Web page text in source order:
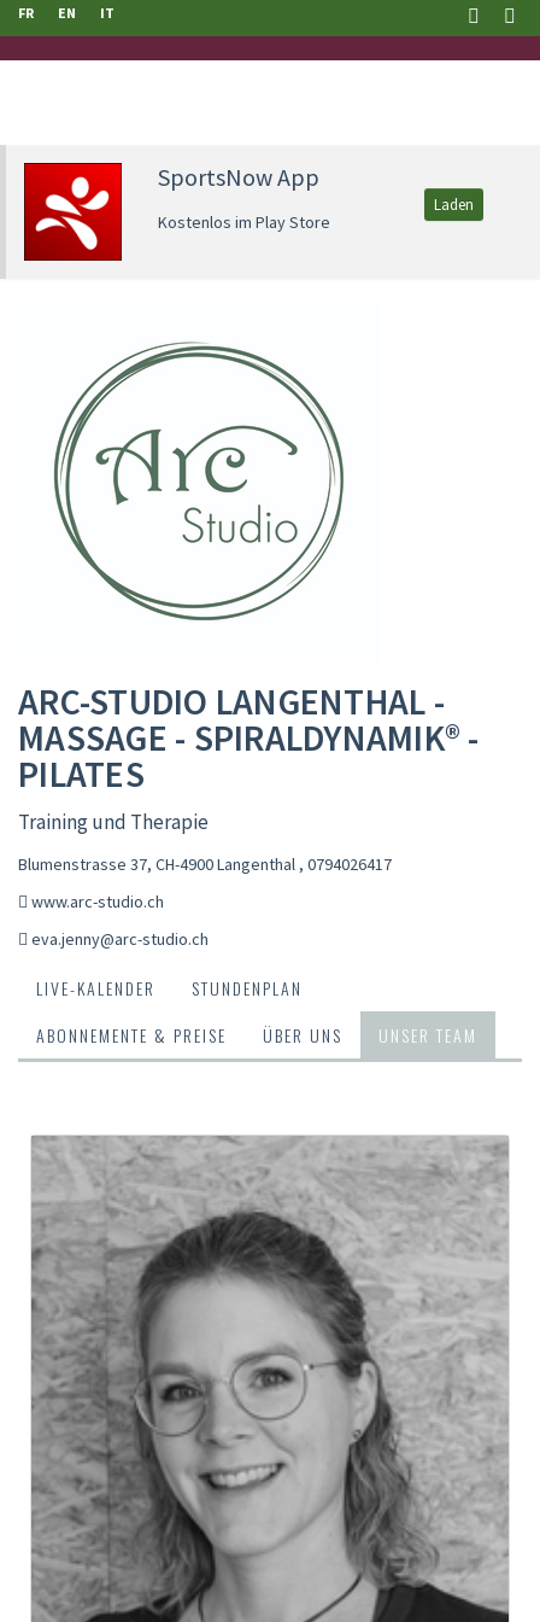
FR EN IT
SportsNow App
Kostenlos im Play Store
Laden
ARC-STUDIO LANGENTHAL -
MASSAGE - SPIRALDYNAMIK® -
PILATES
Training und Therapie
Blumenstrasse 37, CH-4900 Langenthal , 0794026417
www.arc-studio.ch
eva.jenny@arc-studio.ch
LIVE-KALENDER
STUNDENPLAN
ABONNEMENTE & PREISE
ÜBER UNS UNSER TEAM